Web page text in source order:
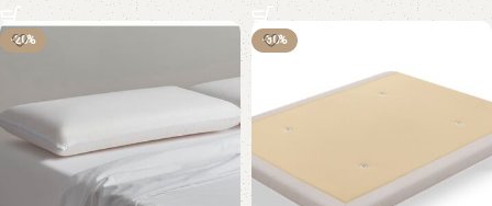
-20% -30%